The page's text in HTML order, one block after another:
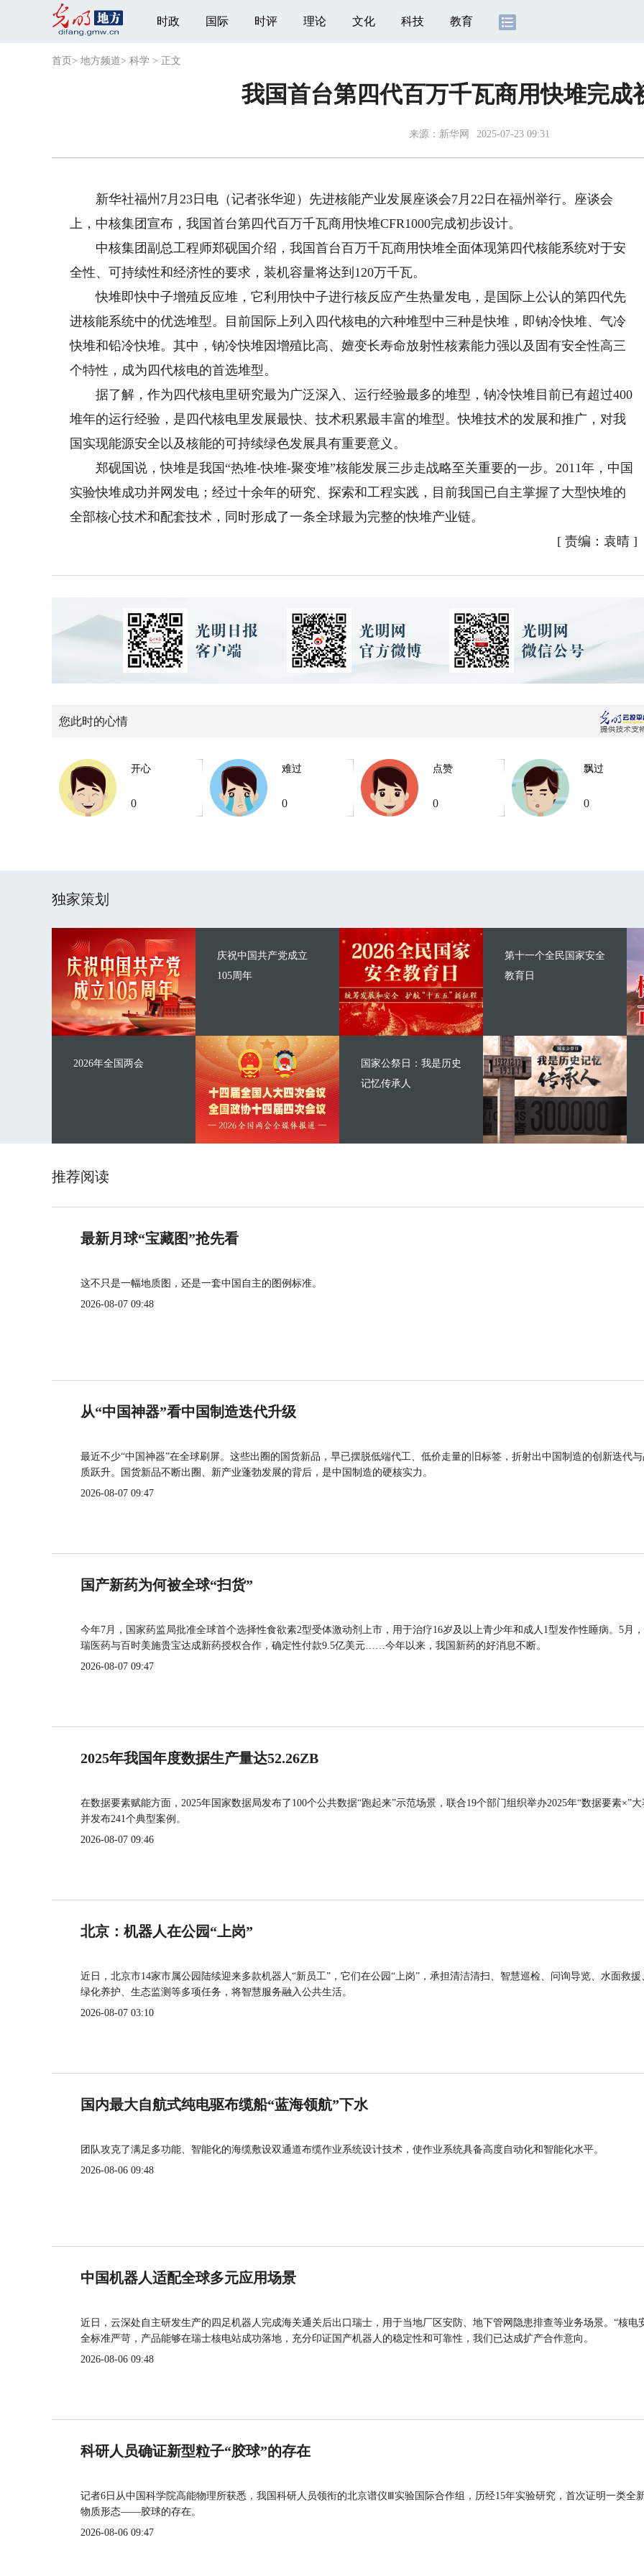
时政 国际 时评 理论 文化 科技 教育
首页 > 地方频道> 科学 > 正文
我国首台第四代百万千瓦商用快堆完成
来源： 新华网 2025-07-23 09:31
新华社福州7月23日电（记者张华迎）先进核能产业发展座谈会7月22日在福州举行。座谈会
上，中核集团宣布，我国首台第四代百万千瓦商用快堆CFR1000完成初步设计。
中核集团副总工程师郑砚国介绍，我国首台百万千瓦商用快堆全面体现第四代核能系统对于安
全性、可持续性和经济性的要求，装机容量将达到120万千瓦。
快堆即快中子增殖反应堆，它利用快中子进行核反应产生热量发电，是国际上公认的第四代先
进核能系统中的优选堆型。目前国际上列入四代核电的六种堆型中三种是快堆，即钠冷快堆、气冷
快堆和铅冷快堆。其中，钠冷快堆因增殖比高、嬗变长寿命放射性核素能力强以及固有安全性高三
个特性，成为四代核电的首选堆型。
据了解，作为四代核电里研究最为广泛深入、运行经验最多的堆型，钠冷快堆目前已有超过400
堆年的运行经验，是四代核电里发展最快、技术积累最丰富的堆型。快堆技术的发展和推广，对我
国实现能源安全以及核能的可持续绿色发展具有重要意义。
郑砚国说，快堆是我国“热堆-快堆-聚变堆”核能发展三步走战略至关重要的一步。2011年，中国
实验快堆成功并网发电；经过十余年的研究、探索和工程实践，目前我国已自主掌握了大型快堆的
全部核心技术和配套技术，同时形成了一条全球最为完整的快堆产业链。
[ 责编：袁晴]
您此时的心情
开心
0
难过
0
点赞
0
飘过
0
独家策划
庆祝中国共产党成立
105周年
2026年全国两会
第十一个全民国家安全
教育日
国家公祭日：我是历史
记忆传承人
推荐阅读
最新月球“宝藏图”抢先看
这不只是一幅地质图，还是一套中国自主的图例标准。
2026-08-07 09:48
从“中国神器”看中国制造迭代升级
最近不少“中国神器”在全球刷屏。这些出圈的国货新品，早已摆脱低端代工、低价走量的旧标签，折射出中国制造的创新迭代
质跃升。国货新品不断出圈、新产业蓬勃发展的背后，是中国制造的硬核实力。
2026-08-07 09:47
国产新药为何被全球“扫货”
今年7月，国家药监局批准全球首个选择性食欲素2型受体激动剂上市，用于治疗16岁及以上青少年和成人1型发作性睡病。5月
瑞医药与百时美施贵宝达成新药授权合作，确定性付款9.5亿美元……今年以来，我国新药的好消息不断。
2026-08-07 09:47
2025年我国年度数据生产量达52.26ZB
在数据要素赋能方面，2025年国家数据局发布了100个公共数据“跑起来”示范场景，联合19个部门组织举办2025年“数据要素×”大
并发布241个典型案例。
2026-08-07 09:46
北京：机器人在公园“上岗”
近日，北京市14家市属公园陆续迎来多款机器人“新员工”，它们在公园“上岗”，承担清洁清扫、智慧巡检、问询导览、水面救援
绿化养护、生态监测等多项任务，将智慧服务融入公共生活。
2026-08-07 03:10
国内最大自航式纯电驱布缆船“蓝海领航”下水
团队攻克了满足多功能、智能化的海缆敷设双通道布缆作业系统设计技术，使作业系统具备高度自动化和智能化水平。
2026-08-06 09:48
中国机器人适配全球多元应用场景
近日，云深处自主研发生产的四足机器人完成海关通关后出口瑞士，用于当地厂区安防、地下管网隐患排查等业务场景。“核电
全标准严苛，产品能够在瑞士核电站成功落地，充分印证国产机器人的稳定性和可靠性，我们已达成扩产合作意向。
2026-08-06 09:48
科研人员确证新型粒子“胶球”的存在
记者6日从中国科学院高能物理所获悉，我国科研人员领衔的北京谱仪Ⅲ实验国际合作组，历经15年实验研究，首次证明一类全
物质形态——胶球的存在。
2026-08-06 09:47